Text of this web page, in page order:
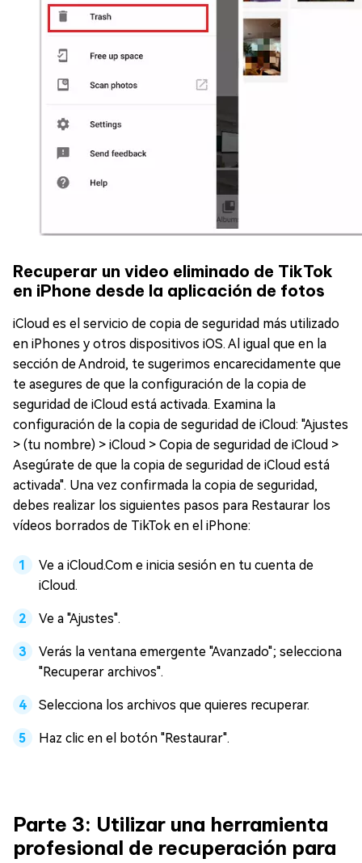
Recuperar un video eliminado de TikTok
en iPhone desde la aplicación de fotos
iCloud es el servicio de copia de seguridad más utilizado
en iPhones y otros dispositivos iOS. Al igual que en la
sección de Android, te sugerimos encarecidamente que
te asegures de que la configuración de la copia de
seguridad de iCloud está activada. Examina la
configuración de la copia de seguridad de iCloud: "Ajustes
> (tu nombre) > iCloud > Copia de seguridad de iCloud >
Asegúrate de que la copia de seguridad de iCloud está
activada". Una vez confirmada la copia de seguridad,
debes realizar los siguientes pasos para Restaurar los
vídeos borrados de TikTok en el iPhone:
Ve a iCloud.Com e inicia sesión en tu cuenta de
iCloud.
Ve a "Ajustes".
Verás la ventana emergente "Avanzado"; selecciona
"Recuperar archivos".
Selecciona los archivos que quieres recuperar.
Haz clic en el botón "Restaurar".
Parte 3: Utilizar una herramienta
profesional de recuperación para